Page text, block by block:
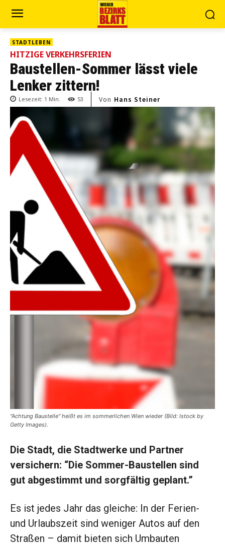
STADTLEBEN
HITZIGE VERKEHRSFERIEN
Baustellen-Sommer lässt viele
Lenker zittern!
Lesezeit: 1 Min. 53 Von Hans Steiner
"Achtung Baustelle" heißt es im sommerlichen Wien wieder (Bild: Istock by
Getty Images).
Die Stadt, die Stadtwerke und Partner
versichern: “Die Sommer-Baustellen sind
gut abgestimmt und sorgfältig geplant.”
Es ist jedes Jahr das gleiche: In der Ferien-
und Urlaubszeit sind weniger Autos auf den
Straßen – damit bieten sich Umbauten